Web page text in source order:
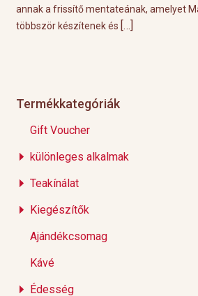
naponta
tökéletes körülményeket
Éppen ezért ebben a
Termékkategóriák
Gift Voucher
különleges alkalmak
Teakínálat
Kiegészítők
Ajándékcsomag
Kávé
Édesség